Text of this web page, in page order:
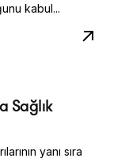
kabul...
Sağlık
yanı sıra